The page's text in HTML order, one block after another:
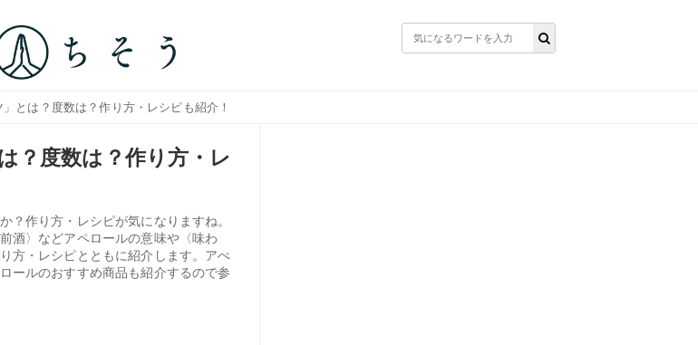
とは？度数は？作り方・レシピも紹介！
？度数は？作り方・レ
？作り方・レシピが気になりますね。
酒〉などアペロールの意味や〈味わ
方・レシピとともに紹介します。アぺ
ールのおすすめ商品も紹介するので参